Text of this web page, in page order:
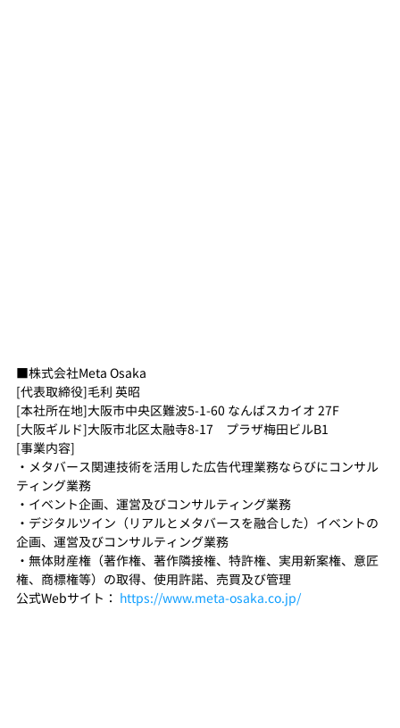
■株式会社Meta Osaka
[代表取締役]毛利 英昭
[本社所在地]大阪市中央区難波5-1-60 なんばスカイオ 27F
[大阪ギルド]大阪市北区太融寺8-17　プラザ梅田ビルB1
[事業内容]
・メタバース関連技術を活用した広告代理業務ならびにコンサル
ティング業務
・イベント企画、運営及びコンサルティング業務
・デジタルツイン（リアルとメタバースを融合した）イベントの
企画、運営及びコンサルティング業務
・無体財産権（著作権、著作隣接権、特許権、実用新案権、意匠
権、商標権等）の取得、使用許諾、売買及び管理
公式Webサイト： https://www.meta-osaka.co.jp/